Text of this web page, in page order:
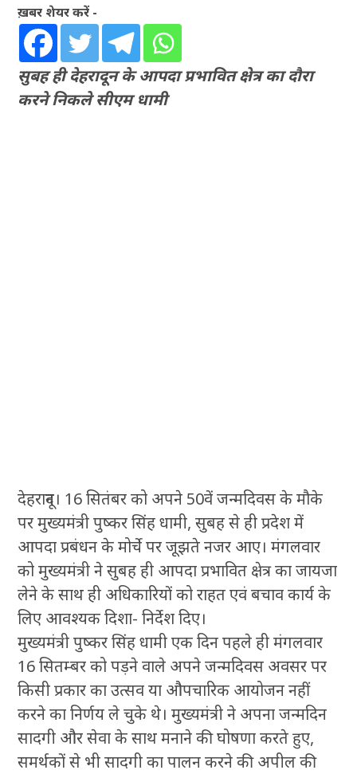
ख़बर शेयर करें -
सुबह ही देहरादून के आपदा प्रभावित क्षेत्र का दौरा
करने निकले सीएम धामी
देहरादून। 16 सितंबर को अपने 50वें जन्मदिवस के मौके
पर मुख्यमंत्री पुष्कर सिंह धामी, सुबह से ही प्रदेश में
आपदा प्रबंधन के मोर्चे पर जूझते नजर आए। मंगलवार
को मुख्यमंत्री ने सुबह ही आपदा प्रभावित क्षेत्र का जायजा
लेने के साथ ही अधिकारियों को राहत एवं बचाव कार्य के
लिए आवश्यक दिशा- निर्देश दिए।
मुख्यमंत्री पुष्कर सिंह धामी एक दिन पहले ही मंगलवार
16 सितम्बर को पड़ने वाले अपने जन्मदिवस अवसर पर
किसी प्रकार का उत्सव या औपचारिक आयोजन नहीं
करने का निर्णय ले चुके थे। मुख्यमंत्री ने अपना जन्मदिन
सादगी और सेवा के साथ मनाने की घोषणा करते हुए,
समर्थकों से भी सादगी का पालन करने की अपील की